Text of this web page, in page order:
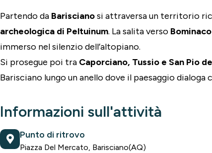
Partendo da Bariscianosi attraversa un territorio
archeologica di Peltuinum. La salita verso Bominaco
immerso nel silenzio dell’altopiano.
Si prosegue poi tra Caporciano, Tussio e San Pio
Barisciano lungo un anello dove il paesaggio
Informazioni sull'attività
Punto di ritrovo
Piazza Del Mercato, Barisciano(AQ)